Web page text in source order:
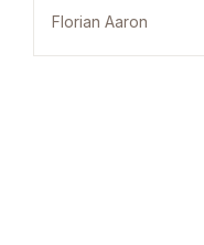
Florian Aaron